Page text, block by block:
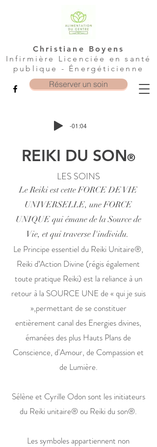
Christiane Boyens
Infirmière Licenciée en santé
publique - Énergéticienne
Réserver un soin
-01:04
REIKI DU SON®
LES SOINS
Le Reiki est cette FORCE DE VIE
UNIVERSELLE, une FORCE
UNIQUE qui émane de la Source de
Vie, et qui traverse l'individu.
Le Principe essentiel du Reiki Unitaire®,
Reiki d’Action Divine (régis également
toute pratique Reiki) est la reliance à un
retour à la SOURCE UNE de « qui je suis
»,permettant de se constituer
entièrement canal des Energies divines,
émanées des plus Hauts Plans de
Conscience, d'Amour, de Compassion et
de Lumière.
Sélène et Cyrille Odon sont les initiateurs
du Reiki unitaire® ou Reiki du son®.
Les symboles appartiennent non